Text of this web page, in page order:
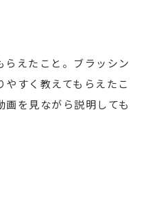
えたこと。ブラッシン
すく教えてもらえたこ
画を見ながら説明しても